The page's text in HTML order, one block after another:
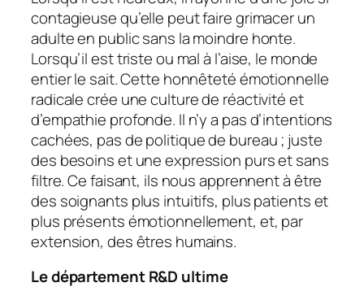
contagieuse qu’elle peut faire grimacer un
adulte en public sans la moindre honte.
Lorsqu’il est triste ou mal à l’aise, le monde
entier le sait. Cette honnêteté émotionnelle
radicale crée une culture de réactivité et
d’empathie profonde. Il n’y a pas d’intentions
cachées, pas de politique de bureau ; juste
des besoins et une expression purs et sans
filtre. Ce faisant, ils nous apprennent à être
des soignants plus intuitifs, plus patients et
plus présents émotionnellement, et, par
extension, des êtres humains.
Le département R&D ultime